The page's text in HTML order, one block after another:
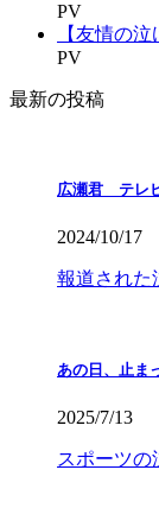
PV
【友情の
PV
最新の投稿
広瀬君 テレ
2024/10/17
報道された
あの日、止ま
2025/7/13
スポーツの